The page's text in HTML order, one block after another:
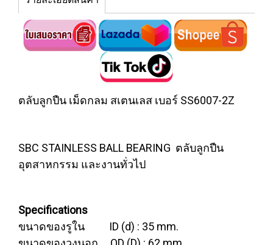
ตลับลูกปืน เม็ดกลม สเตนเลส เบอร์ SS6007-2Z
SBC STAINLESS BALL BEARING ตลับลูกปืน
อุตสาหกรรม และงานทั่วไป
Specifications
ขนาดของรูใน ID (d) : 35 mm.